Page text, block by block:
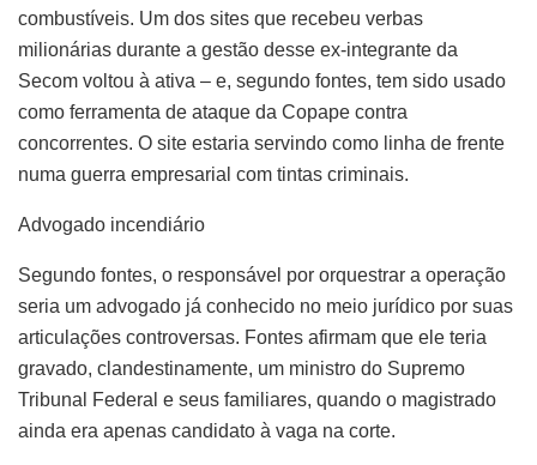
combustíveis. Um dos sites que recebeu verbas
milionárias durante a gestão desse ex-integrante da
Secom voltou à ativa – e, segundo fontes, tem sido usado
como ferramenta de ataque da Copape contra
concorrentes. O site estaria servindo como linha de frente
numa guerra empresarial com tintas criminais.
Advogado incendiário
Segundo fontes, o responsável por orquestrar a operação
seria um advogado já conhecido no meio jurídico por suas
articulações controversas. Fontes afirmam que ele teria
gravado, clandestinamente, um ministro do Supremo
Tribunal Federal e seus familiares, quando o magistrado
ainda era apenas candidato à vaga na corte.